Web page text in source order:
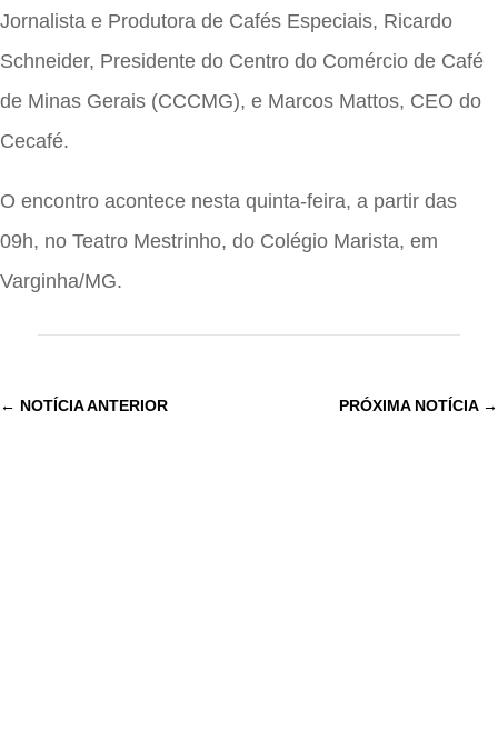
Jornalista e Produtora de Cafés Especiais, Ricardo
Schneider, Presidente do Centro do Comércio de Café
de Minas Gerais (CCCMG), e Marcos Mattos, CEO do
Cecafé.
O encontro acontece nesta quinta-feira, a partir das
09h, no Teatro Mestrinho, do Colégio Marista, em
Varginha/MG.
← NOTÍCIA ANTERIOR PRÓXIMA NOTÍCIA→